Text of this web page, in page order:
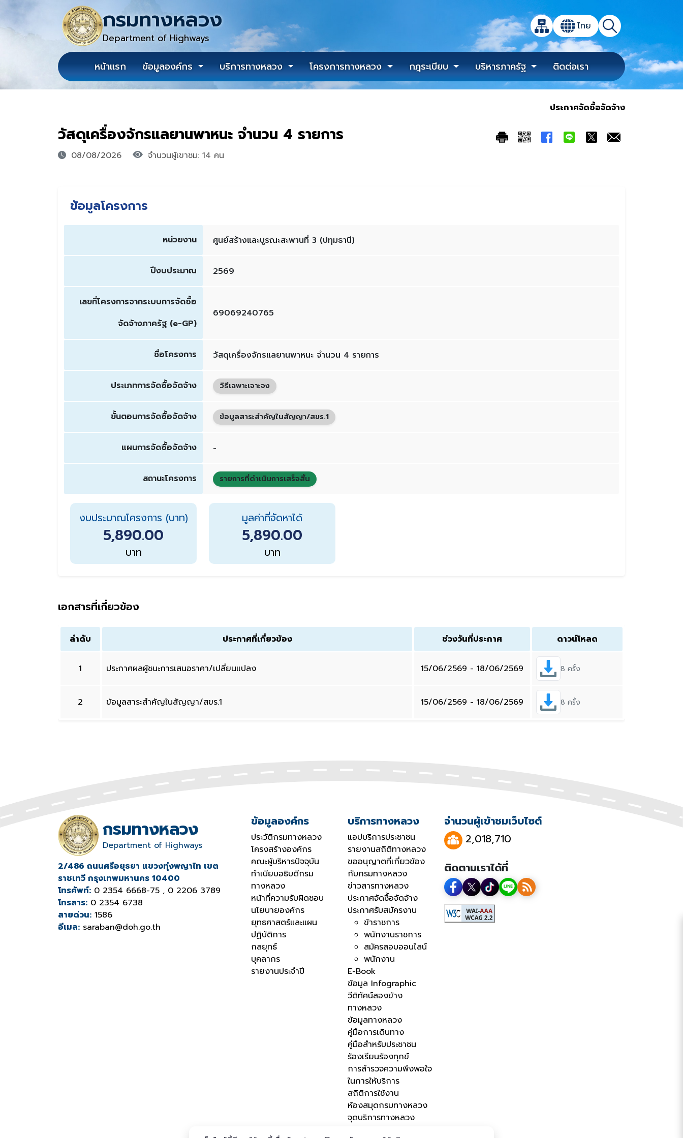
กรมทางหลวง
Department of Highways แผนผังเว็บไซต์
เปลี่ยนภาษา
ไทย ค้นหา
เปิดกล่องค้นหาข้อมูลหลักของเว็บไซต์
หน้าแรก ข้อมูลองค์กร บริการทางหลวง โครงการทางหลวง กฎระเบียบ บริหารภาครัฐ ติดต่อเรา
ประกาศจัดซื้อจัดจ้าง
วัสดุเครื่องจักรแลยานพาหนะ จำนวน 4 รายการ
08/08/2026 จำนวนผู้เขาชม: 14 คน
ข้อมูลโครงการ
หน่วยงาน ศูนย์สร้างและบูรณะสะพานที่ 3 (ปทุมธานี)
ปีงบประมาณ 2569
เลขที่โครงการจากระบบการจัดซื้อ
จัดจ้างภาครัฐ (e-GP)
69069240765
ชื่อโครงการ วัสดุเครื่องจักรแลยานพาหนะ จำนวน 4 รายการ
ประเภทการจัดซื้อจัดจ้าง วิธีเฉพาะเจาะจง
ขั้นตอนการจัดซื้อจัดจ้าง ข้อมูลสาระสำคัญในสัญญา/สขร.1
แผนการจัดซื้อจัดจ้าง -
สถานะโครงการ รายการที่ดำเนินการเสร็จสิ้น
งบประมาณโครงการ (บาท)
5,890.00
บาท
มูลค่าที่จัดหาได้
5,890.00
บาท
เอกสารที่เกี่ยวข้อง
ลำดับ ประกาศที่เกี่ยวข้อง ช่วงวันที่ประกาศ ดาวน์โหลด
1 ประกาศผลผู้ชนะการเสนอราคา/เปลี่ยนแปลง 15/06/2569 - 18/06/2569 8 ครั้ง
2 ข้อมูลสาระสำคัญในสัญญา/สขร.1 15/06/2569 - 18/06/2569 8 ครั้ง
กรมทางหลวง
Department of Highways
2/486 ถนนศรีอยุธยา แขวงทุ่งพญาไท เขต
ราชเทวี กรุงเทพมหานคร 10400
โทรศัพท์: 0 2354 6668-75 , 0 2206 3789
โทรสาร: 0 2354 6738
สายด่วน: 1586
อีเมล: saraban@doh.go.th
ข้อมูลองค์กร
ประวัติกรมทางหลวง
โครงสร้างองค์กร
คณะผู้บริหารปัจจุบัน
ทำเนียบอธิบดีกรม
ทางหลวง
หน้าที่ความรับผิดชอบ
นโยบายองค์กร
ยุทธศาสตร์และแผน
ปฏิบัติการ
กลยุทธ์
บุคลากร
รายงานประจำปี
บริการทางหลวง
แอปบริการประชาชน
รายงานสถิติทางหลวง
ขออนุญาตที่เกี่ยวข้อง
กับกรมทางหลวง
ข่าวสารทางหลวง
ประกาศจัดซื้อจัดจ้าง
ประกาศรับสมัครงาน
ข้าราชการ
พนักงานราชการ
สมัครสอบออนไลน์
พนักงาน
E-Book
ข้อมูล Infographic
วีดิทัศน์สองข้าง
ทางหลวง
ข้อมูลทางหลวง
คู่มือการเดินทาง
คู่มือสำหรับประชาชน
ร้องเรียนร้องทุกข์
การสำรวจความพึงพอใจ
ในการให้บริการ
สถิติการใช้งาน
ห้องสมุดกรมทางหลวง
จุดบริการทางหลวง
จำนวนผู้เข้าชมเว็บไซต์
2,018,710
ติดตามเราได้ที่